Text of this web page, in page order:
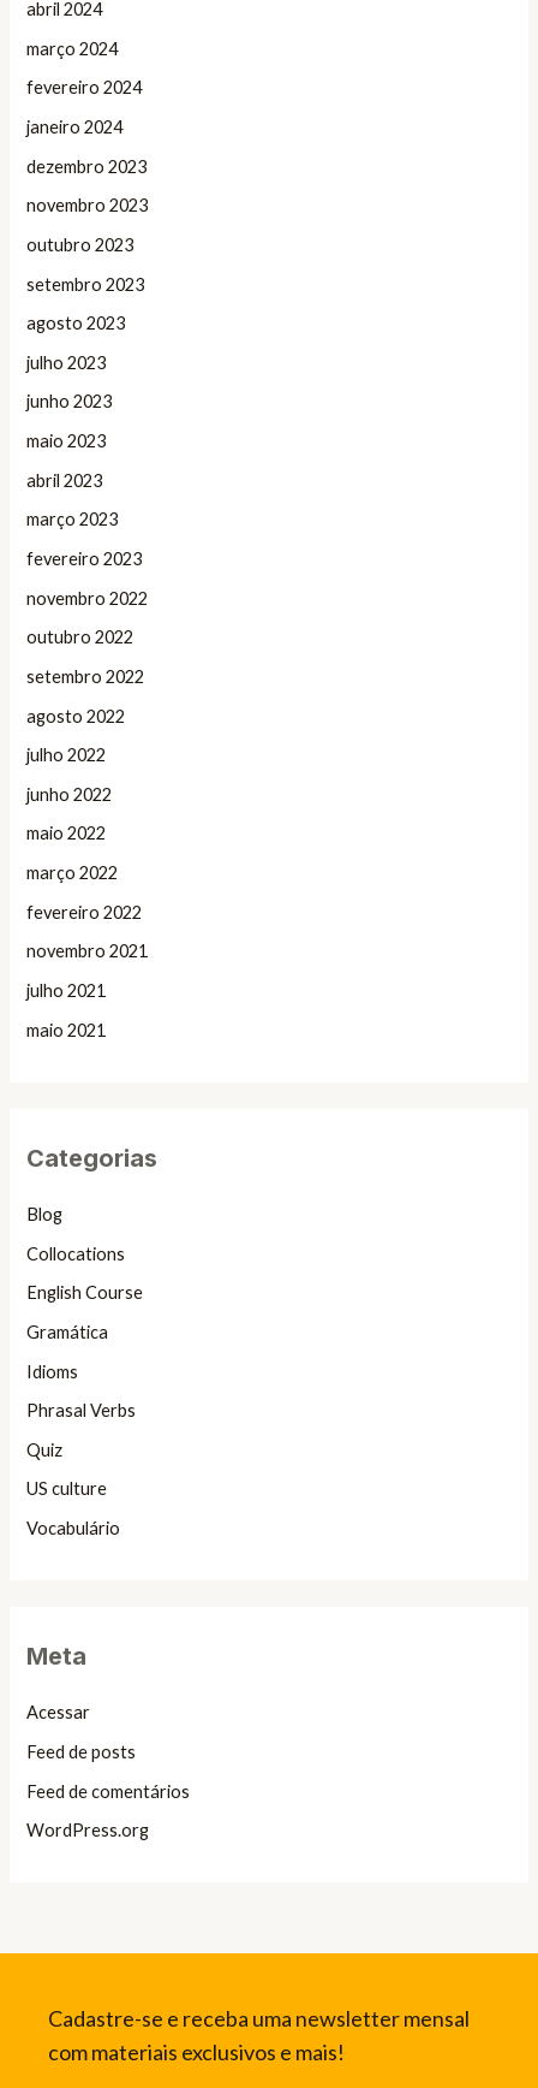
abril 2024
março 2024
fevereiro 2024
janeiro 2024
dezembro 2023
novembro 2023
outubro 2023
setembro 2023
agosto 2023
julho 2023
junho 2023
maio 2023
abril 2023
março 2023
fevereiro 2023
novembro 2022
outubro 2022
setembro 2022
agosto 2022
julho 2022
junho 2022
maio 2022
março 2022
fevereiro 2022
novembro 2021
julho 2021
maio 2021
Categorias
Blog
Collocations
English Course
Gramática
Idioms
Phrasal Verbs
Quiz
US culture
Vocabulário
Meta
Acessar
Feed de posts
Feed de comentários
WordPress.org
Cadastre-se e receba uma newsletter mensal
com materiais exclusivos e mais!